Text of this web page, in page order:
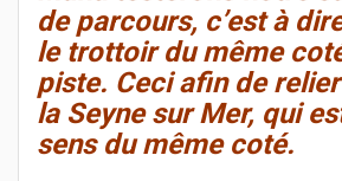
de parcours, c’est à
le trottoir du même
piste. Ceci afin de
la Seyne sur Mer, qui
sens du même coté.